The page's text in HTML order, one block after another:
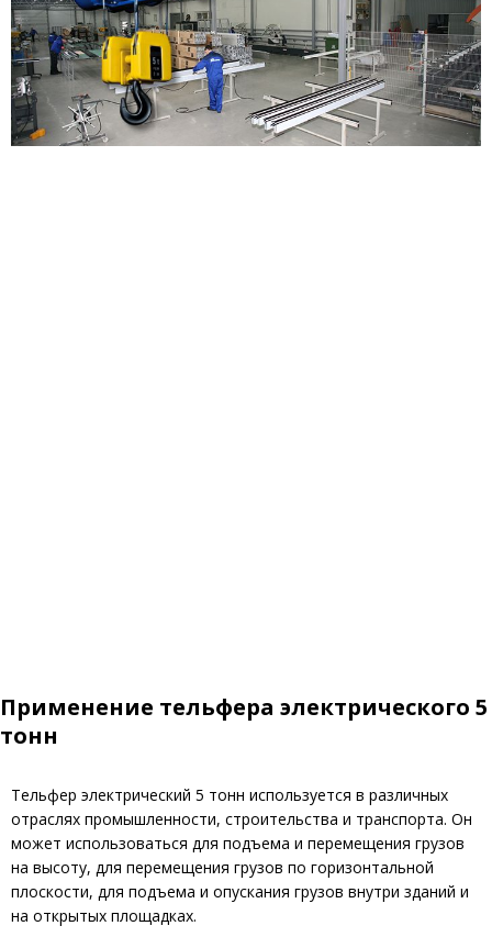
Применение тельфера электрического 5
тонн
Тельфер электрический 5 тонн используется в различных
отраслях промышленности, строительства и транспорта. Он
может использоваться для подъема и перемещения грузов
на высоту, для перемещения грузов по горизонтальной
плоскости, для подъема и опускания грузов внутри зданий и
на открытых площадках.